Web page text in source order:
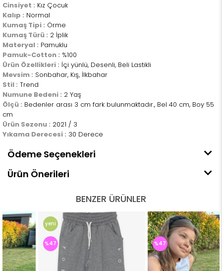
Cinsiyet : Kız Çocuk
Kalıp : Normal
Kumaş Tipi : Örme
Kumaş Türü : 2 İplik
Materyal : Pamuklu
Pamuk-Cotton : %100
Ürün Özellikleri : İçi yünlü, Desenli, Beli Lastikli
Mevsim : Sonbahar, Kış, İlkbahar
Stil : Trend
Numune Bedeni : 2 Yaş
Ölçü : Bedenler arası 3 cm fark bulunmaktadır., Bel 40 cm, Boy 55
cm
Ürün Sezonu : 2021 / 3
Yıkama Derecesi : 30 Derece
Ödeme Seçenekleri
Ürün Önerileri
BENZER ÜRÜNLER
%47
yeni
ürün